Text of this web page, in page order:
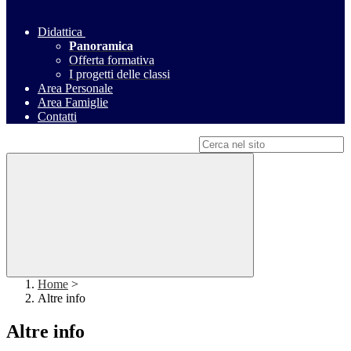
Didattica
Panoramica
Offerta formativa
I progetti delle classi
Area Personale
Area Famiglie
Contatti
Home >
Altre info
Altre info